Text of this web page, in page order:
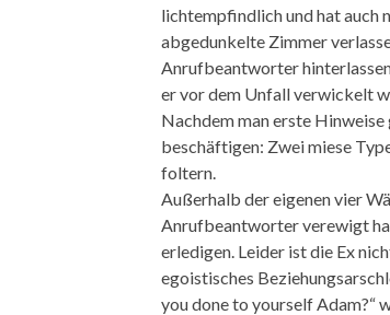
lichtempfindlich und hat auch
abgedunkelte Zimmer
Anrufbeantworter
er vor dem Unfall verwickelt
Nachdem man erste Hinweise
beschäftigen: Zwei miese
foltern.
Außerhalb der eigenen vier
Anrufbeantworter verewigt
erledigen. Leider ist die Ex
egoistisches
you done to yourself Adam?“